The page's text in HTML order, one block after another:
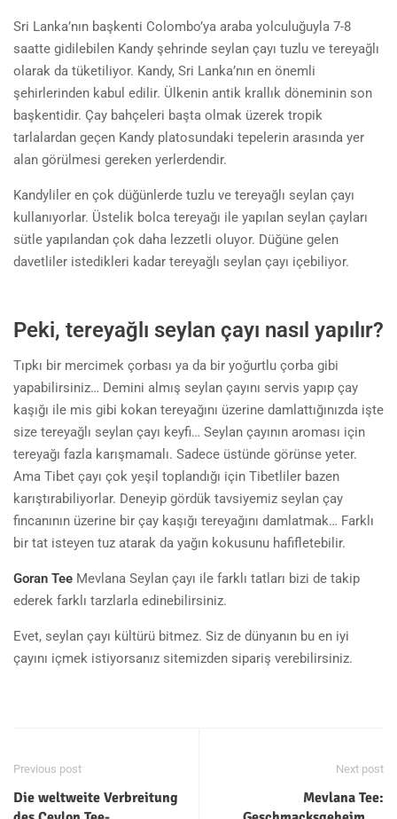
Sri Lanka’nın başkenti Colombo’ya araba yolculuğuyla 7-8
saatte gidilebilen Kandy şehrinde seylan çayı tuzlu ve tereyağlı
olarak da tüketiliyor. Kandy, Sri Lanka’nın en önemli
şehirlerinden kabul edilir. Ülkenin antik krallık döneminin son
başkentidir. Çay bahçeleri başta olmak üzerek tropik
tarlalardan geçen Kandy platosundaki tepelerin arasında yer
alan görülmesi gereken yerlerdendir.
Kandyliler en çok düğünlerde tuzlu ve tereyağlı seylan çayı
kullanıyorlar. Üstelik bolca tereyağı ile yapılan seylan çayları
sütle yapılandan çok daha lezzetli oluyor. Düğüne gelen
davetliler istedikleri kadar tereyağlı seylan çayı içebiliyor.
Peki, tereyağlı seylan çayı nasıl yapılır?
Tıpkı bir mercimek çorbası ya da bir yoğurtlu çorba gibi
yapabilirsiniz… Demini almış seylan çayını servis yapıp çay
kaşığı ile mis gibi kokan tereyağını üzerine damlattığınızda işte
size tereyağlı seylan çayı keyfi… Seylan çayının aroması için
tereyağı fazla karışmamalı. Sadece üstünde görünse yeter.
Ama Tibet çayı çok yeşil toplandığı için Tibetliler bazen
karıştırabiliyorlar. Deneyip gördük tavsiyemiz seylan çay
fincanının üzerine bir çay kaşığı tereyağını damlatmak… Farklı
bir tat isteyen tuz atarak da yağın kokusunu hafifletebilir.
Goran Tee Mevlana Seylan çayı ile farklı tatları bizi de takip
ederek farklı tarzlarla edinebilirsiniz.
Evet, seylan çayı kültürü bitmez. Siz de dünyanın bu en iyi
çayını içmek istiyorsanız sitemizden sipariş verebilirsiniz.
Previous post
Die weltweite Verbreitung
Next post
Mevlana Tee: